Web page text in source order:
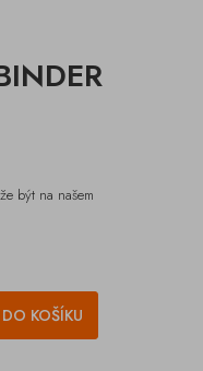
být na našem
KOŠÍKU